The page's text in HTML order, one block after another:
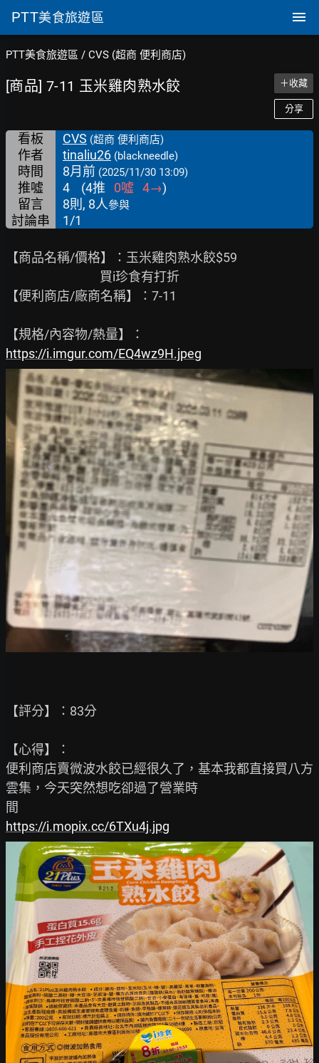
PTT美食旅遊區
PTT美食旅遊區 / CVS (超商 便利商店)
[商品] 7-11 玉米雞肉熟水餃 ＋收藏
分享
看板 CVS (超商 便利商店)
作者 tinaliu26 (blackneedle)
時間 8月前 (2025/11/30 13:09)
推噓 4 (4推 0噓 4→)
留言
8則, 8人參與
討論串 1/1
【商品名稱/價格】：玉米雞肉熟水餃$59
【便利商店/廠商名稱】：7-11
https://i.imgur.com/EQ4wz9H.jpeg
【心得】：
便利商店賣微波水餃已經很久了，基本我都直接買八方
雲集，今天突然想吃卻過了營業時
https://i.mopix.cc/6TXu4j.jpg